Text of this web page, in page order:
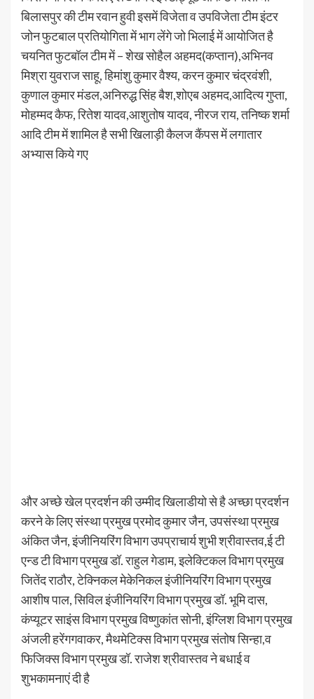
बिलासपुर की टीम रवान हुवी इसमें विजेता व उपविजेता टीम इंटर
जोन फुटबाल प्रतियोगिता में भाग लेंगे जो भिलाई में आयोजित है
चयनित फुटबॉल टीम में – शेख सोहैल अहमद(कप्तान),अभिनव
मिश्रा युवराज साहू, हिमांशु कुमार वैश्य, करन कुमार चंद्रवंशी,
कुणाल कुमार मंडल,अनिरुद्ध सिंह बैश,शोएब अहमद,आदित्य गुप्ता,
मोहम्मद कैफ, रितेश यादव,आशुतोष यादव, नीरज राय, तनिष्क शर्मा
आदि टीम में शामिल है सभी खिलाड़ी कैलज कैंपस में लगातार
अभ्यास किये गए
और अच्छे खेल प्रदर्शन की उम्मीद खिलाडीयो से है अच्छा प्रदर्शन
करने के लिए संस्था प्रमुख प्रमोद कुमार जैन, उपसंस्था प्रमुख
अंकित जैन, इंजीनियरिंग विभाग उपप्राचार्य शुभी श्रीवास्तव,ई टी
एन्ड टी विभाग प्रमुख डॉ. राहुल गेडाम, इलेक्टिकल विभाग प्रमुख
जितेंद राठौर, टेक्निकल मेकेनिकल इंजीनियरिंग विभाग प्रमुख
आशीष पाल, सिविल इंजीनियरिंग विभाग प्रमुख डॉ. भूमि दास,
कंप्यूटर साइंस विभाग प्रमुख विष्णुकांत सोनी, इंग्लिश विभाग प्रमुख
अंजली हरेंगगवाकर, मैथमेटिक्स विभाग प्रमुख संतोष सिन्हा,व
फिजिक्स विभाग प्रमुख डॉ. राजेश श्रीवास्तव ने बधाई व
शुभकामनाएं दी है